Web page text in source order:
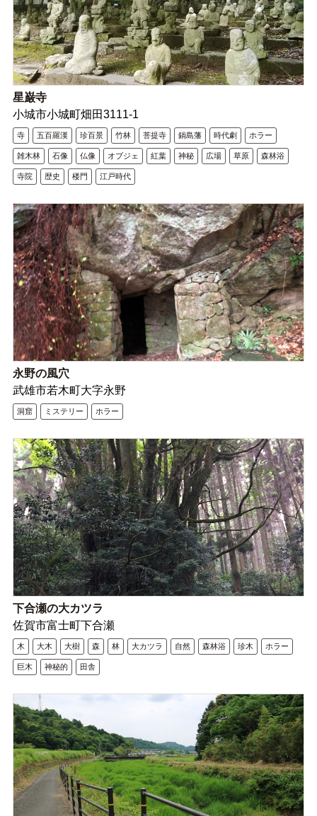
星巌寺
小城市小城町畑田3111‐1
寺 五百羅漢 珍百景 竹林 菩提寺 鍋島藩 時代劇 ホラー
雑木林 石像 仏像 オブジェ 紅葉 神秘 広場 草原 森林浴
寺院 歴史 楼門 江戸時代
永野の風穴
武雄市若木町大字永野
洞窟 ミステリー ホラー
下合瀬の大カツラ
佐賀市富士町下合瀬
木 大木 大樹 森 林 大カツラ 自然 森林浴 珍木 ホラー
巨木 神秘的 田舎